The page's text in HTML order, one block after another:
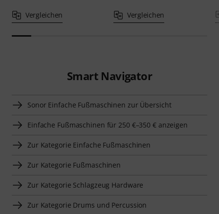
Vergleichen Vergleichen
Smart Navigator
Sonor Einfache Fußmaschinen zur Übersicht
Einfache Fußmaschinen für 250 €–350 € anzeigen
Zur Kategorie Einfache Fußmaschinen
Zur Kategorie Fußmaschinen
Zur Kategorie Schlagzeug Hardware
Zur Kategorie Drums und Percussion